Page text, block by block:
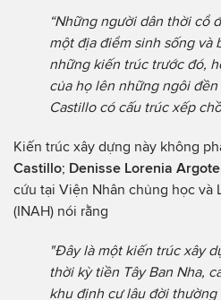
“Những người dân thời cổ
một địa điểm sinh sống và
những kiến trúc trước đó,
của họ lên những ngôi
Castillo có cấu trúc xếp
Kiến trúc xây dựng này không
Castillo; Denisse Lorenia
cứu tại Viện Nhân chủng học và
(INAH) nói rằng
"Đây là một kiến trúc xây
thời kỳ tiền Tây Ban Nha,
khu định cư lâu đời thường